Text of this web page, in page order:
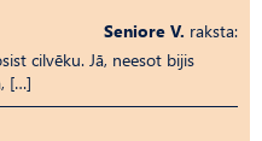
Seniore V. raksta:
cilvēku. Jā, neesot bijis
[…]